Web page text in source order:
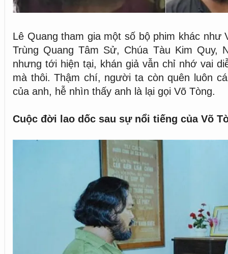
Lê Quang tham gia một số bộ phim khác như
Trùng Quang Tâm Sử, Chúa Tàu Kim Quy,
nhưng tới hiện tại, khán giả vẫn chỉ nhớ vai
mà thôi. Thậm chí, người ta còn quên luôn
của anh, hễ nhìn thấy anh là lại gọi Võ Tòng.
Cuộc đời lao dốc sau sự nổi tiếng của Võ